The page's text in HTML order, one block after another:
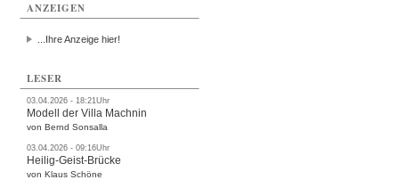
ANZEIGEN
...Ihre Anzeige hier!
LESER
03.04.2026 - 18:21Uhr
Modell der Villa Machnin
von Bernd Sonsalla
03.04.2026 - 09:16Uhr
Heilig-Geist-Brücke
von Klaus Schöne